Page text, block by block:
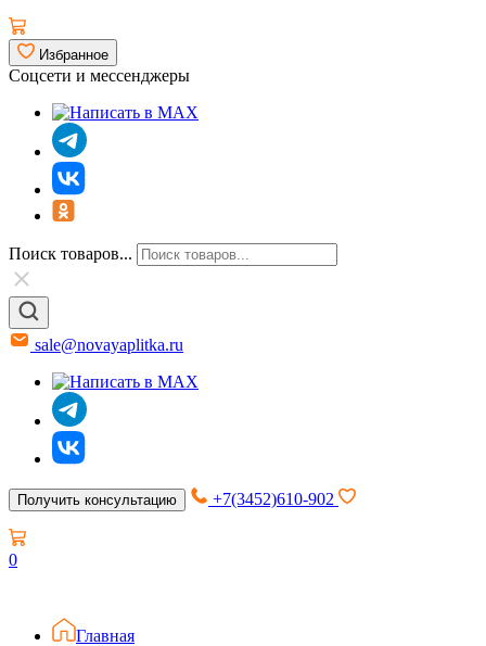
Избранное
Соцсети и мессенджеры
Поиск товаров...
sale@novayaplitka.ru
Получить консультацию +7(3452)610-902
0
Главная